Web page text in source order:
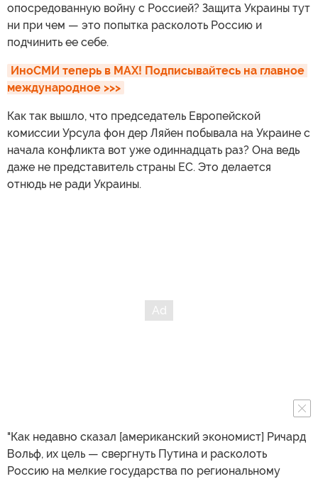
опосредованную войну с Россией? Защита Украины тут
ни при чем — это попытка расколоть Россию и
подчинить ее себе.
ИноСМИ теперь в MAX! Подписывайтесь на главное
международное >>>
Как так вышло, что председатель Европейской
комиссии Урсула фон дер Ляйен побывала на Украине с
начала конфликта вот уже одиннадцать раз? Она ведь
даже не представитель страны ЕС. Это делается
отнюдь не ради Украины.
"Как недавно сказал [американский экономист] Ричард
Вольф, их цель — свергнуть Путина и расколоть
Россию на мелкие государства по региональному